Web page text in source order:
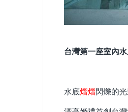
台灣第一座室內
水底熠熠閃爍的